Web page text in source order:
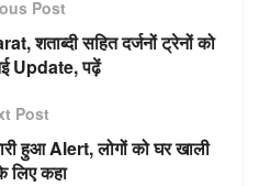
dI
n
r kl
ni
Post
शताब्दी सहित दर्जनों ट्रेनों को
Update, पढ़ें
Post
हुआ Alert, लोगों को घर खाली
लिए कहा